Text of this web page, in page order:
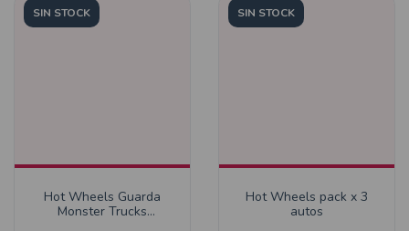
SIN STOCK
Hot Wheels Guarda
Monster Trucks
SIN STOCK
Hot Wheels pack x 3
autos